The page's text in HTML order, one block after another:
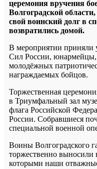
церемония вручения
Волгоградской
свой воинский долг в
возвратились домой.
В мероприятии приняли
Сил России, юнармейцы,
молодёжных
награждаемых бойцов.
Торжественная
в Триумфальный зал
флага Российской
России. Собравшиеся
специальной военной
Воины Волгоградского
торжественно выносили
которыми наши